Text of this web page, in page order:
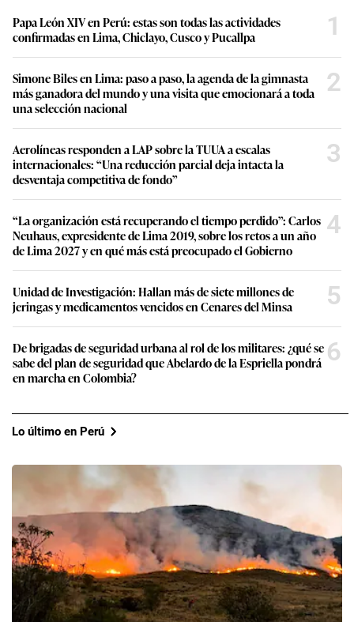
Papa León XIV en Perú: estas son todas las actividades
confirmadas en Lima, Chiclayo, Cusco y Pucallpa
1
Simone Biles en Lima: paso a paso, la agenda de la gimnasta
más ganadora del mundo y una visita que emocionará a toda
una selección nacional
2
Aerolíneas responden a LAP sobre la TUUA a escalas
internacionales: “Una reducción parcial deja intacta la
desventaja competitiva de fondo”
3
“La organización está recuperando el tiempo perdido”: Carlos
Neuhaus, expresidente de Lima 2019, sobre los retos a un año
de Lima 2027 y en qué más está preocupado el Gobierno
4
Unidad de Investigación: Hallan más de siete millones de
jeringas y medicamentos vencidos en Cenares del Minsa
5
De brigadas de seguridad urbana al rol de los militares: ¿qué se
sabe del plan de seguridad que Abelardo de la Espriella pondrá
en marcha en Colombia?
6
Lo último en Perú